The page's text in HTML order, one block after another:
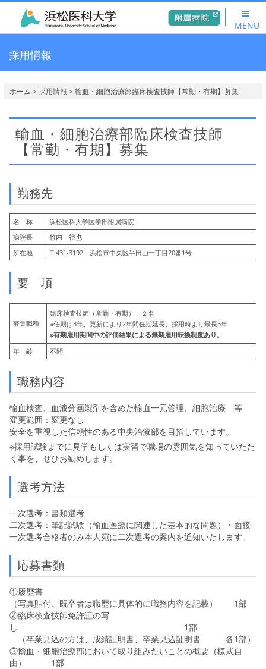
MENU
採用情報
ホーム > 採用情報 > 輸血・細胞治療部臨床検査技師【常勤・有期】募集
輸血・細胞治療部臨床検査技師
【常勤・有期】募集
勤務先
名 称
浜松医科大学医学部附属病院
病院長
竹内 裕也
所在地
〒431-3192 浜松市中央区半田山一丁目20番1号
要 項
募集職種
臨床検査技師（常勤・有期） ２名
※任期は3年、更新により2年間任期延長、採用時より最長5年
※有期雇用期間中の評価結果による無期雇用転換制度あり。
年 齢
不問
職務内容
輸血検査、血液分画製剤を含めた輸血一元管理、細胞治療 等
変更範囲：変更なし
安全を重視した信頼性のある中央治療部を目指しています。
※採用試験までに見学もしくは実習で職場の雰囲気を知っていただ
く事を、ぜひお勧めします。
選考方法
一次選考：書類選考
二次選考：筆記試験（輸血医療に関連した基本的な問題）・面接
一次選考合格者のみ本人宛に二次選考の案内を通知いたします。
応募書類
①履歴書
（写真貼付、既卒者は職歴に具体的に職務内容を記載） 1部
②臨床検査技師免許証の写
し 1部
（卒業見込の方は、成績証明書、卒業見込証明書 各1部）
③輸血・細胞治療部において取り組みたいことの概要（様式自
由） 1部